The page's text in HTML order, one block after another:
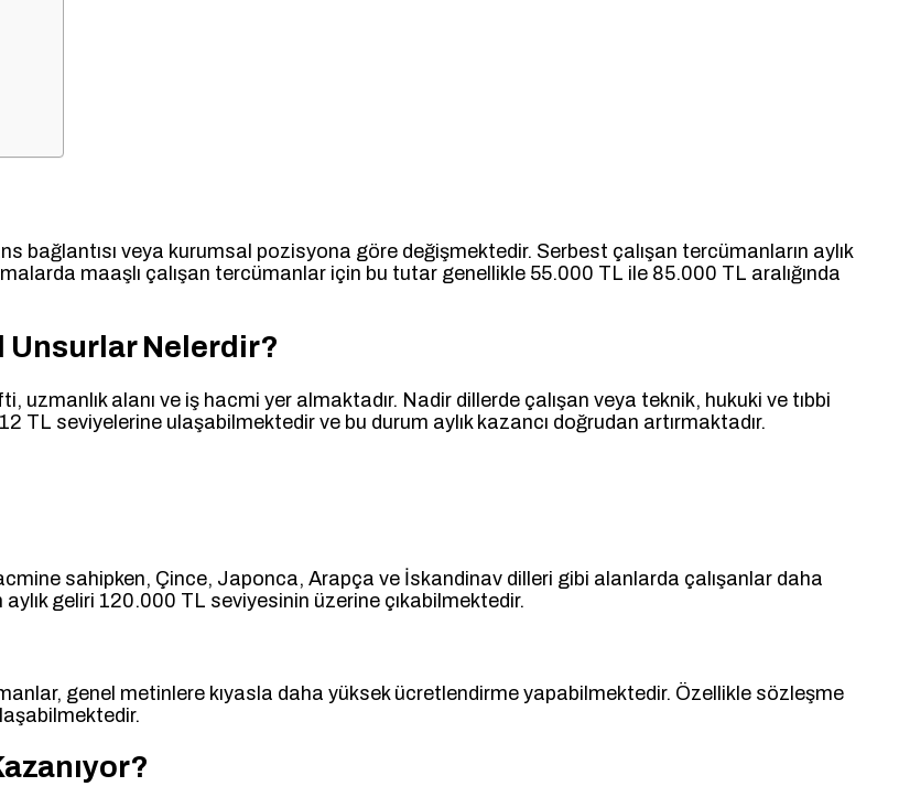
bağlantısı veya kurumsal pozisyona göre değişmektedir. Serbest çalışan tercümanların aylık
maaşlı çalışan tercümanlar için bu tutar genellikle 55.000 TL ile 85.000 TL aralığında
Unsurlar Nelerdir?
alanı ve iş hacmi yer almaktadır. Nadir dillerde çalışan veya teknik, hukuki ve tıbbi
TL seviyelerine ulaşabilmektedir ve bu durum aylık kazancı doğrudan artırmaktadır.
sahipken, Çince, Japonca, Arapça ve İskandinav dilleri gibi alanlarda çalışanlar daha
geliri 120.000 TL seviyesinin üzerine çıkabilmektedir.
genel metinlere kıyasla daha yüksek ücretlendirme yapabilmektedir. Özellikle sözleşme